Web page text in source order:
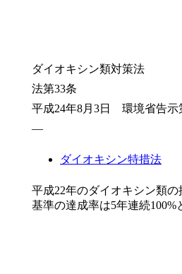
ダイオキシン類対策法
法第33条
平成24年8月3日 環境省告示
―
ダイオキシン特措法
平成22年のダイオキシン類
基準の達成率は5年連続100%